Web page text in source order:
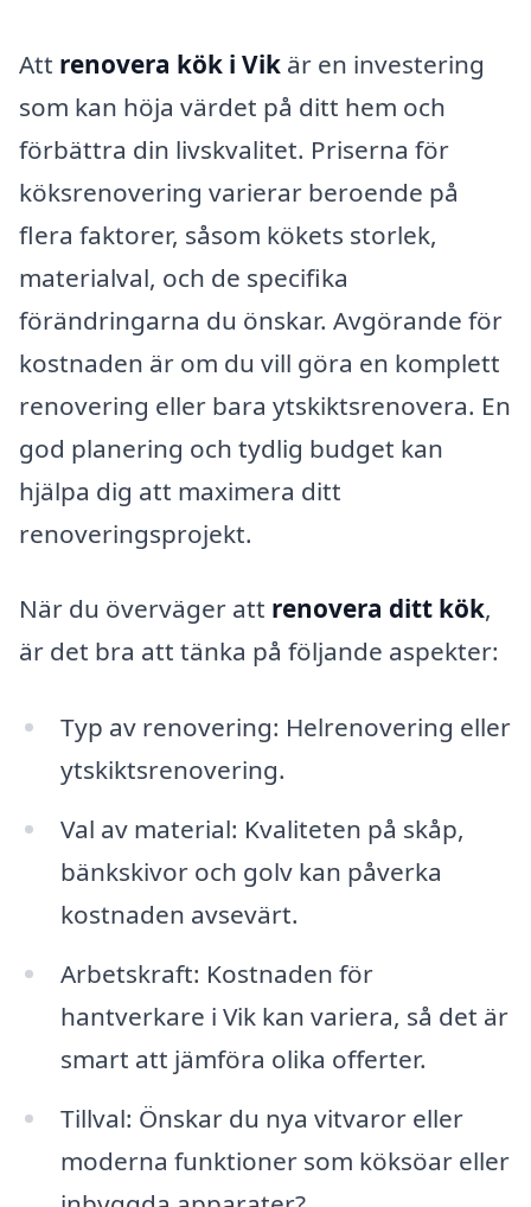
Att renovera kök i Vik är en investering
som kan höja värdet på ditt hem och
förbättra din livskvalitet. Priserna för
köksrenovering varierar beroende på
flera faktorer, såsom kökets storlek,
materialval, och de specifika
förändringarna du önskar. Avgörande för
kostnaden är om du vill göra en komplett
renovering eller bara ytskiktsrenovera. En
god planering och tydlig budget kan
hjälpa dig att maximera ditt
renoveringsprojekt.
När du överväger att renovera ditt kök,
är det bra att tänka på följande aspekter:
Typ av renovering: Helrenovering eller
ytskiktsrenovering.
Val av material: Kvaliteten på skåp,
bänkskivor och golv kan påverka
kostnaden avsevärt.
Arbetskraft: Kostnaden för
hantverkare i Vik kan variera, så det är
smart att jämföra olika offerter.
Tillval: Önskar du nya vitvaror eller
moderna funktioner som köksöar eller